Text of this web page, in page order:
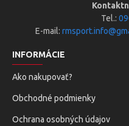
Tel.:
E-mail:
INFORMÁCIE
Ako nakupovať?
Obchodné podmienky
Ochrana osobných údajov